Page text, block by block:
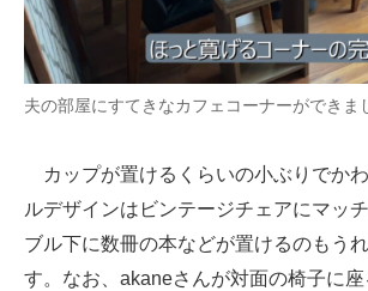
夫の部屋にすてきなカフェコーナーができま
カップが置けるくらいの小ぶりでか
ルデザインはビンテージチェアにマッ
ブル下に数冊の本などが置けるのもう
す。なお、akaneさんが対面の椅子に